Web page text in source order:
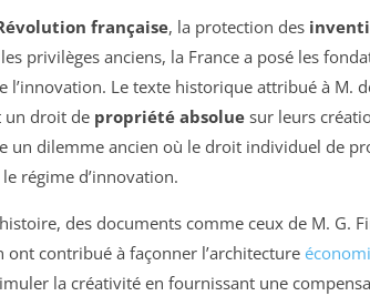
française, la protection des
privilèges anciens, la France a posé les
l’innovation. Le texte historique attribué à M.
un droit de propriété absolue sur leurs
un dilemme ancien où le droit individuel de
le régime d’innovation.
des documents comme ceux de M. G.
ont contribué à façonner l’architecture
la créativité en fournissant une